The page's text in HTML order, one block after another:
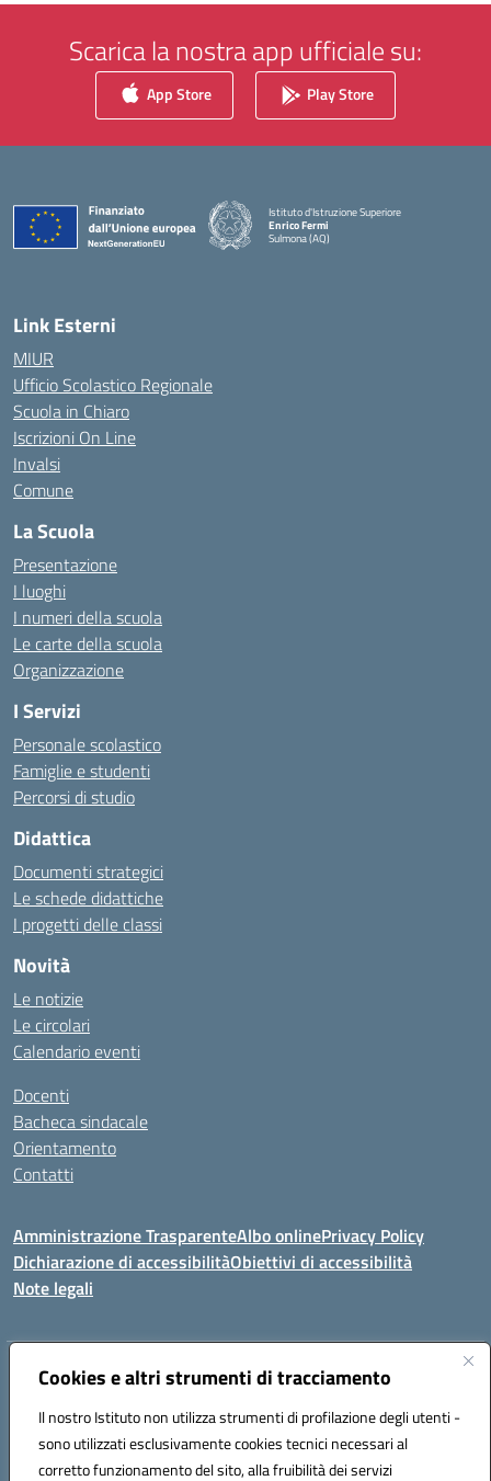
Cookies e altri strumenti di tracciamento
Il nostro Istituto non utilizza strumenti di profilazione degli utenti -
sono utilizzati esclusivamente cookies tecnici necessari al
corretto funzionamento del sito, alla fruibilità dei servizi
Scarica la nostra app ufficiale su:
App Store Play Store
Istituto d'Istruzione Superiore
Enrico Fermi
Sulmona (AQ)
— Visita la pagina iniziale della scuola
Link Esterni
MIUR
Ufficio Scolastico Regionale
Scuola in Chiaro
Iscrizioni On Line
Invalsi
Comune
La Scuola
Presentazione
I luoghi
I numeri della scuola
Le carte della scuola
Organizzazione
I Servizi
Personale scolastico
Famiglie e studenti
Percorsi di studio
Didattica
Documenti strategici
Le schede didattiche
I progetti delle classi
Novità
Le notizie
Le circolari
Calendario eventi
Docenti
Bacheca sindacale
Orientamento
Contatti
Amministrazione TrasparenteAlbo onlinePrivacy Policy
Dichiarazione di accessibilitàObiettivi di accessibilità
Note legali
Indirizzo:Viale P. Togliatti snc 67039 Sulmona (AQ)
Posta elettronica certificata (PEC):aqis01900g@pec.istruzione.it
Codice fiscale: 92025400661